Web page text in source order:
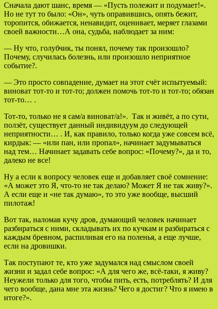
Сначала дают шанс, время — «Пусть полежит и подумает!».
Но не тут то было: «Он», чуть оправившись, опять бежит,
торопится, обижается, ненавидит, оценивает, меряет глазами
своей важности…А она, судьба, наблюдает за ним:
— Ну что, голубчик, ты понял, почему так произошло?
Почему, случилась болезнь, или произошло неприятное
событие?.
— Это просто совпадение, думает на этот счёт испытуемый:
виноват тот-то и тот-то; должен помочь тот-то и тот-то; обязан
тот-то… .
Тот-то, только не я сам/а виноват/а!». Так и живёт, а по сути,
ползёт, существует данный индивидуум до следующей
неприятности… . И, как правило, только когда уже совсем всё,
кирдык: — «или пан, или пропал», начинает задумываться
над тем… Начинает задавать себе вопрос: «Почему?», да и то,
далеко не все!
Ну а если к вопросу человек еще и добавляет своё сомнение:
«А может это Я, что-то не так делаю? Может Я не так живу?».
А если еще и «не так думаю», то это уже вообще, высший
пилотаж!
Вот так, наломав кучу дров, думающий человек начинает
разбираться с ними, складывать их по кучкам и разбираться с
каждым бревном, распиливая его на поленья, а еще лучше,
если на дровишки.
Так поступают те, кто уже задумался над смыслом своей
жизни и задал себе вопрос: «А для чего же, всё-таки, я живу?
Неужели только для того, чтобы пить, есть, потреблять? И для
чего вообще, дана мне эта жизнь? Чего я достиг? Что я имею в
итоге?».